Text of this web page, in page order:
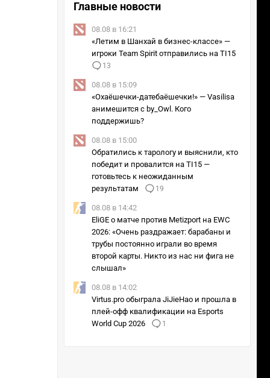
Главные новости
08.08 в 16:21
«Летим в Шанхай в бизнес-классе» —
игроки Team Spirit отправились на TI15
13
08.08 в 15:09
«Охаёшечки-датебаёшечки!» — Vasilisa
анимешится с by_Owl. Кого
поддержишь?
08.08 в 15:00
Обратились к тарологу и выяснили, кто
победит и провалится на TI15 —
готовьтесь к неожиданным
результатам
19
08.08 в 14:42
EliGE о матче против Metizport на EWC
2026: «Очень раздражает: барабаны и
трубы постоянно играли во время
второй карты. Никто из нас ни фига не
слышал»
08.08 в 14:02
Virtus.pro обыграла JiJieHao и прошла в
плей-офф квалификации на Esports
World Cup 2026
1